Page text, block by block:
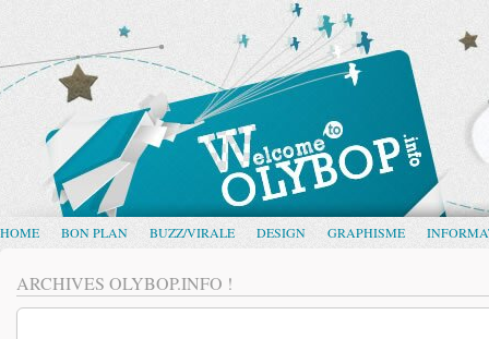
HOME BON PLAN BUZZ/VIRALE DESIGN GRAPHISME
ARCHIVES OLYBOP.INFO !